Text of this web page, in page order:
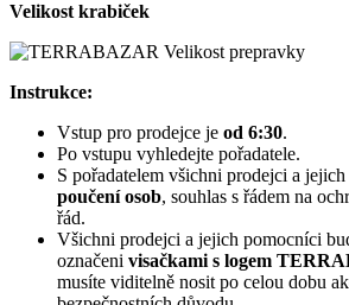
Velikost krabiček
Instrukce:
Vstup pro prodejce je od 6:30.
Po vstupu vyhledejte pořadatele.
S pořadatelem všichni prodejci a
poučení osob, souhlas s řádem na
řád.
Všichni prodejci a jejich pomocníci
označeni visačkami s logem
musíte viditelně nosit po celou dobu